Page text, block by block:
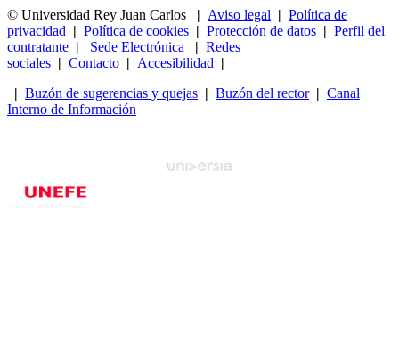
© Universidad Rey Juan Carlos
| Aviso legal | Política de
privacidad | Política de cookies | Protección de datos | Perfil del
contratante | Sede Electrónica | Redes
sociales | Contacto | Accesibilidad |
| Buzón de sugerencias y quejas | Buzón del rector| Canal
Interno de Información